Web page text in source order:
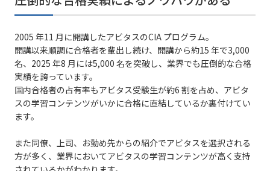
2005 年11 月に開講したアビタスのCIA プログラム。
開講以来順調に合格者を輩出し続け、開講から約15 年で3,000
名、2025 年8 月には5,000 名を突破し、業界でも圧倒的な合格
実績を誇っています。
国内合格者の占有率もアビタス受験生が約6 割を占め、アビタ
スの学習コンテンツがいかに合格に直結しているか裏付けてい
ます。
また同僚、上司、お勤め先からの紹介でアビタスを選択される
方が多く、業界においてアビタスの学習コンテンツが高く支持